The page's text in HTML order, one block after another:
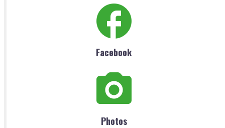
Facebook
Photos